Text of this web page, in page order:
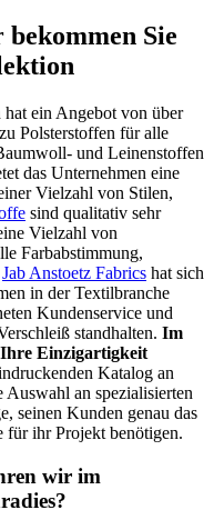
Sie
ein Angebot von über
Polsterstoffen für alle
und Leinenstoffen
das Unternehmen eine
Vielzahl von Stilen,
sind qualitativ sehr
Vielzahl von
Farbabstimmung,
Jab Anstoetz Fabrics hat sich
in der Textilbranche
Kundenservice und
standhalten. Im
Einzigartigkeit
Katalog an
Auswahl an spezialisierten
seinen Kunden genau das
für ihr Projekt benötigen.
wir im